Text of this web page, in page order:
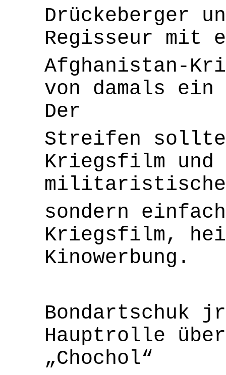
Drückeberger
Regisseur mit
Afghanistan-
von damals ein
Der
Streifen
Kriegsfilm und
sondern
Kriegsfilm,
Kinowerbung.
Bondartschuk
Hauptrolle
„Chochol“